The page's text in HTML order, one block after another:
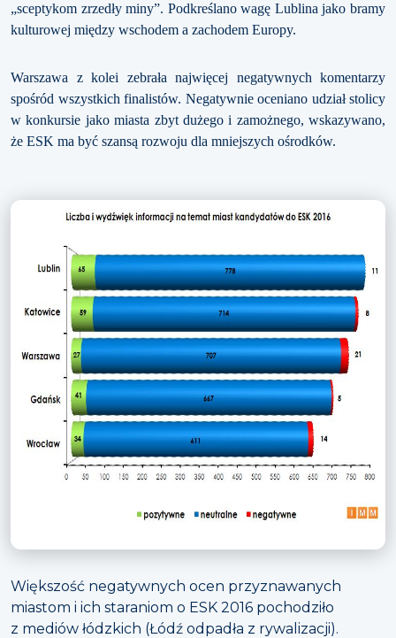
„sceptykom zrzedły miny”. Podkreślano wagę Lublina jako bramy
kulturowej między wschodem a zachodem Europy.
Warszawa z kolei zebrała najwięcej negatywnych komentarzy
spośród wszystkich finalistów. Negatywnie oceniano udział stolicy
w konkursie jako miasta zbyt dużego i zamożnego, wskazywano,
że ESK ma być szansą rozwoju dla mniejszych ośrodków.
Większość negatywnych ocen przyznawanych
miastom i ich staraniom o ESK 2016 pochodziło
z mediów łódzkich (Łódź odpadła z rywalizacji).